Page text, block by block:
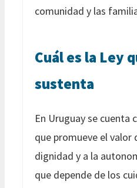
comunidad y las
Cuál es la Ley
sustenta
En Uruguay se cuenta
que promueve el valor
dignidad y a la
que depende de los